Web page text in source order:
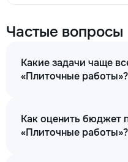
Частые вопросы
Какие задачи чаще
«Плиточные работы»?
Как оценить бюджет
«Плиточные работы»?